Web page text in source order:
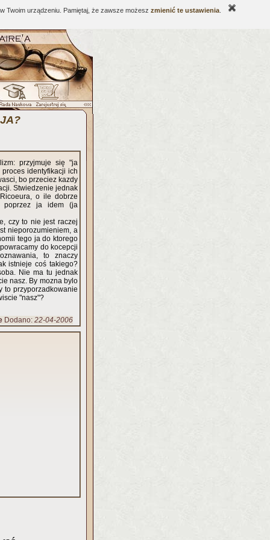
Twoim urządzeniu. Pamiętaj, że zawsze możesz zmienić te ustawienia
przyjmuje się "ja
identyfikacji ich
bo przeciez kazdy
Stwiedzenie jednak
o ile dobrze
poprzez ja idem (ja
czy to nie jest raczej
nieporozumieniem, a
tego ja do ktorego
do kocepcji
to znaczy
istnieje coś takiego?
Nie ma tu jednak
nasz. By mozna bylo
to przyporzadkowanie
"nasz"?
Dodano: 22-04-2006